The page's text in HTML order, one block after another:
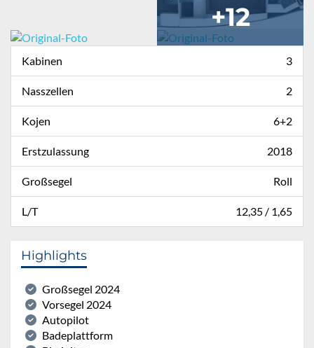
+12
Kabinen 3
Nasszellen 2
Kojen 6+2
Erstzulassung 2018
Großsegel Roll
L/T 12,35 / 1,65
Highlights
Großsegel 2024
Vorsegel 2024
Autopilot
Badeplattform